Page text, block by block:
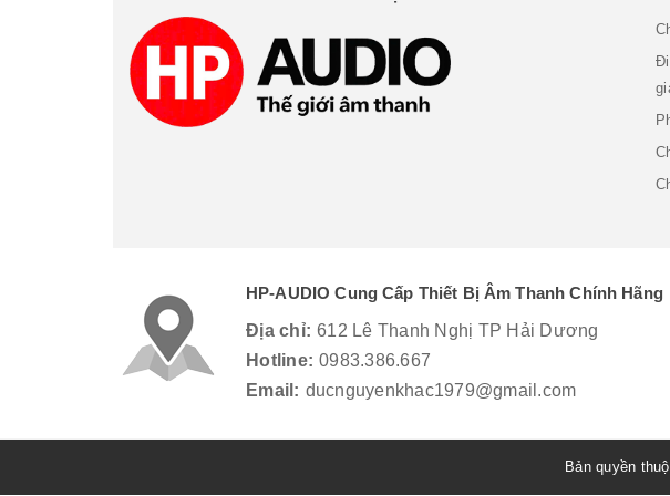
HP-AUDIO Cung Cấp Thiết Bị Âm Thanh Chính Hãng
Địa chỉ: 612 Lê Thanh Nghị TP Hải Dương
Hotline: 0983.386.667
Email: ducnguyenkhac1979@gmail.com
Bản quyền